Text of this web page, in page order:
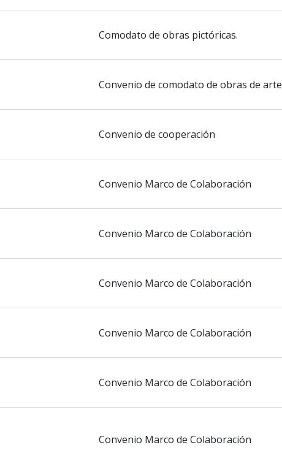
Comodato de obras pictóricas.
Convenio de comodato de obras de arte
Convenio de cooperación
Convenio Marco de Colaboración
Convenio Marco de Colaboración
Convenio Marco de Colaboración
Convenio Marco de Colaboración
Convenio Marco de Colaboración
Convenio Marco de Colaboración